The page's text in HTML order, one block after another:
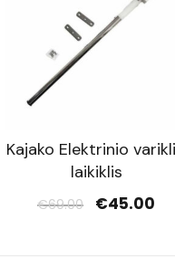
Kajako Elektrinio
laikiklis
€69.00
Original
€45.00